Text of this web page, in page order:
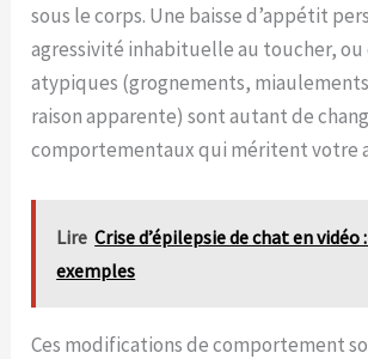
sous le corps. Une baisse d’appétit
agressivité inhabituelle au toucher, ou
atypiques (grognements,
raison apparente) sont autant de
comportementaux qui méritent votre
Lire Crise d’épilepsie de chat en vidéo
exemples
Ces modifications de comportement